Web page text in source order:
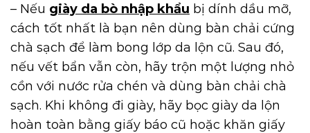
– Nếu giày da bò nhập khẩu bị dính dầu mỡ,
cách tốt nhất là bạn nên dùng bàn chải cứng
chà sạch để làm bong lớp da lộn cũ. Sau đó,
nếu vết bẩn vẫn còn, hãy trộn một lượng nhỏ
cồn với nước rửa chén và dùng bàn chải chà
sạch. Khi không đi giày, hãy bọc giày da lộn
hoàn toàn bằng giấy báo cũ hoặc khăn giấy